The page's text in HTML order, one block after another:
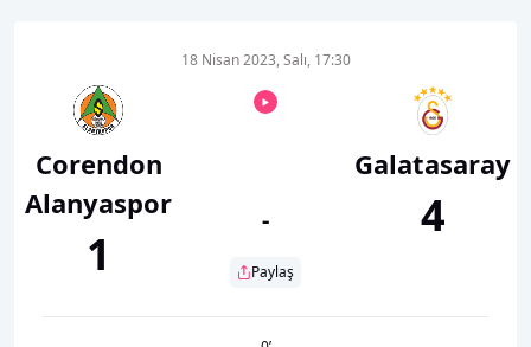
Corendon
Alanyaspor
1
18 Nisan 2023, Salı, 17:30
-
Paylaş
Galatasaray
4